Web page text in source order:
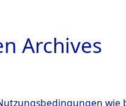
Archives
wie